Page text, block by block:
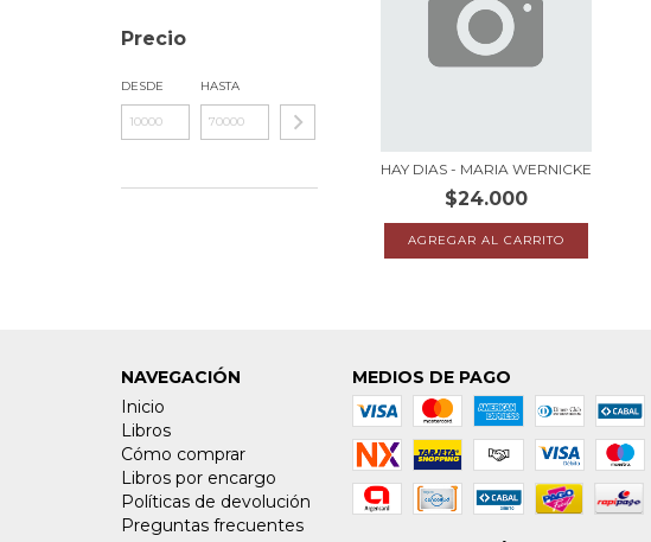
Precio
DESDE HASTA
HAY DIAS - MARIA WERNICKE
$24.000
NAVEGACIÓN
Inicio
Libros
Cómo comprar
Libros por encargo
Políticas de devolución
Preguntas frecuentes
MEDIOS DE PAGO